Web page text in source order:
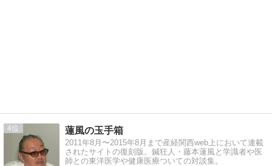
4 蓮風の玉手箱
2011年8月〜2015年8月まで産経関西web上において連載
されたサイトの復刻版。鍼狂人・藤本蓮風と学識者や医
師との東洋医学や健康医療ついての対談集。